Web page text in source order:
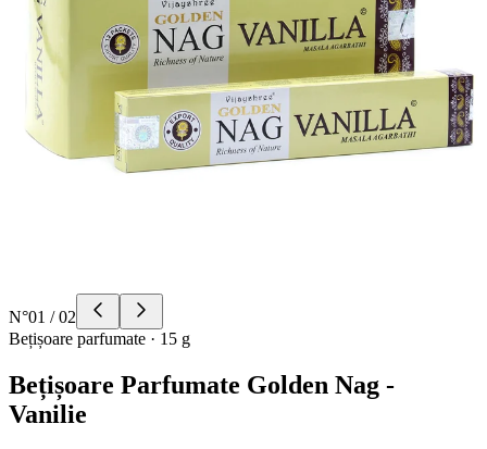
N°01 /02
Bețișoare parfumate · 15 g
Bețișoare Parfumate Golden Nag -
Vanilie